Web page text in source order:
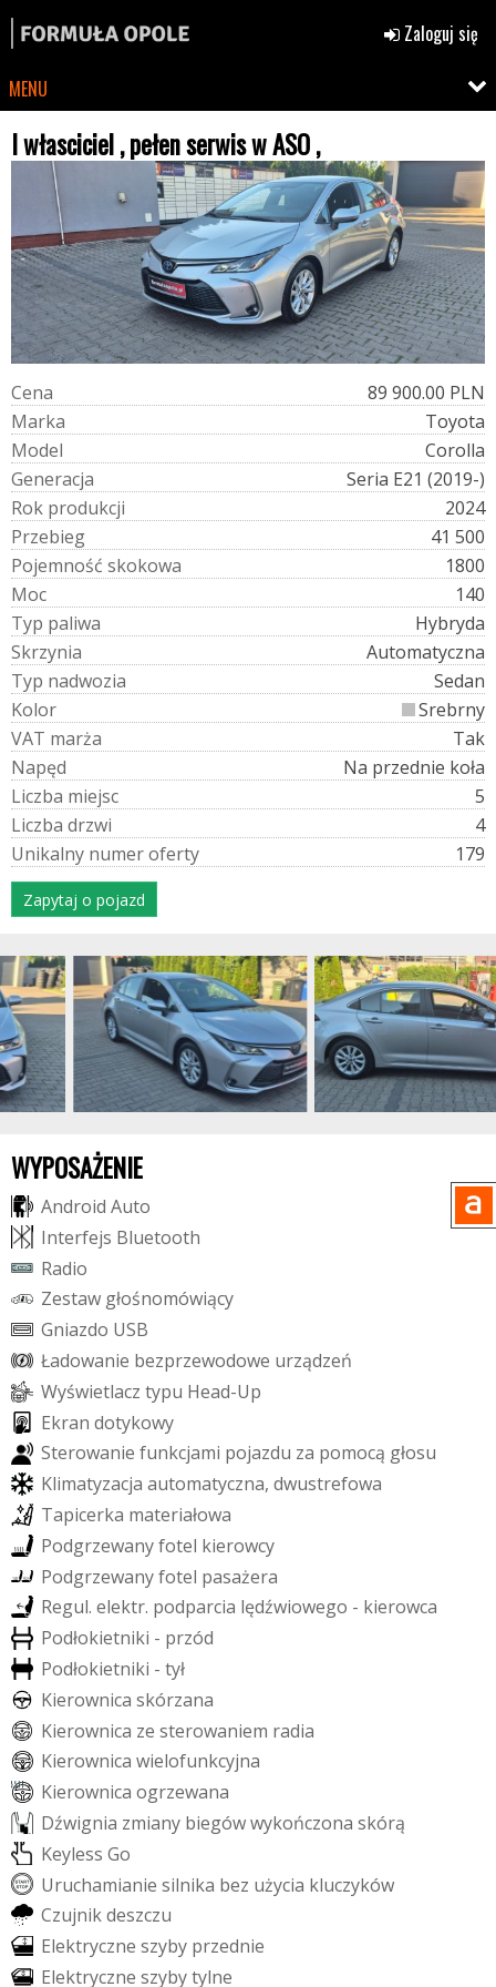
Zaloguj się
MENU
I własciciel , pełen serwis w ASO ,
Cena
89 900.00 PLN
Marka
Toyota
Model
Corolla
Generacja
Seria E21 (2019-)
Rok produkcji
2024
Przebieg
41 500
Pojemność skokowa
1800
Moc
140
Typ paliwa
Hybryda
Skrzynia
Automatyczna
Typ nadwozia
Sedan
Kolor
Srebrny
VAT marża
Tak
Napęd
Na przednie koła
Liczba miejsc
5
Liczba drzwi
4
Unikalny numeroferty 179
Zapytaj o pojazd
WYPOSAŻENIE
Android Auto
Interfejs Bluetooth
Radio
Zestaw głośnomówiący
Gniazdo USB
Ładowanie bezprzewodowe urządzeń
Wyświetlacz typu Head-Up
Ekran dotykowy
Sterowanie funkcjami pojazdu za pomocą głosu
Klimatyzacja automatyczna, dwustrefowa
Tapicerka materiałowa
Podgrzewanyfotel kierowcy
Podgrzewanyfotel pasażera
Regul. elektr. podparcia lędźwiowego - kierowca
Podłokietniki - przód
Podłokietniki - tył
Kierownica skórzana
Kierownica ze sterowaniem radia
Kierownica wielofunkcyjna
Kierownica ogrzewana
Dźwignia zmiany biegówwykończona skórą
Keyless Go
Uruchamianie silnika bez użycia kluczyków
Czujnikdeszczu
Elektryczne szyby przednie
Elektryczne szybytylne